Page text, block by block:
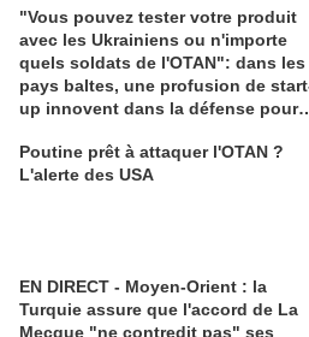
"Vous pouvez tester votre produit
avec les Ukrainiens ou n'importe
quels soldats de l'OTAN": dans les
pays baltes, une profusion de
up innovent dans la défense pour
Poutine prêt à attaquer l'OTAN ?
L'alerte des USA
EN DIRECT - Moyen-Orient : la
Turquie assure que l'accord de La
Mecque "ne contredit pas" ses